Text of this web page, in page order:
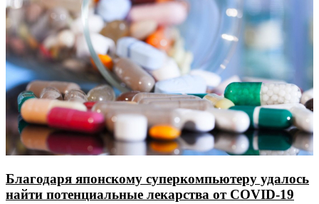
Благодаря японскому суперкомпьютеру удалось
найти потенциальные лекарства от COVID-19